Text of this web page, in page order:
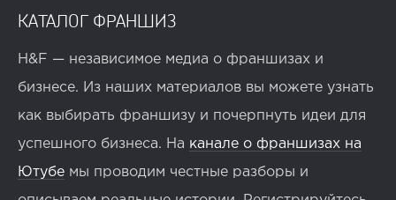
КАТАЛОГ ФРАНШИЗ
H&F — независимое медиа о франшизах и
бизнесе. Из наших материалов вы можете узнать
как выбирать франшизу и почерпнуть идеи для
успешного бизнеса. На канале о франшизах на
Ютубе мы проводим честные разборы и